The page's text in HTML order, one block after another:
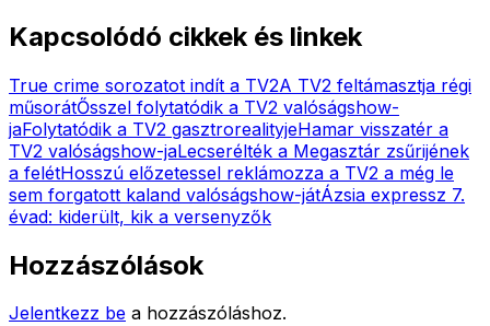
Kapcsolódó cikkek és linkek
True crime sorozatot indít a TV2A TV2 feltámasztja régi
műsorátŐsszel folytatódik a TV2 valóságshow-
jaFolytatódik a TV2 gasztrorealityjeHamar visszatér a
TV2 valóságshow-jaLecserélték a Megasztár zsűrijének
a felétHosszú előzetessel reklámozza a TV2 a még le
sem forgatott kaland valóságshow-játÁzsia expressz 7.
évad: kiderült, kik a versenyzők
Hozzászólások
Jelentkezz be a hozzászóláshoz.